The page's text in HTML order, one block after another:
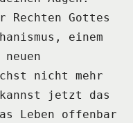
Gottes
einem
nicht mehr
jetzt das
Leben offenbar